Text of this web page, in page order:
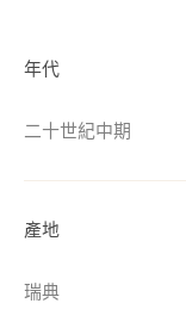
年代
二十世紀中期
產地
瑞典